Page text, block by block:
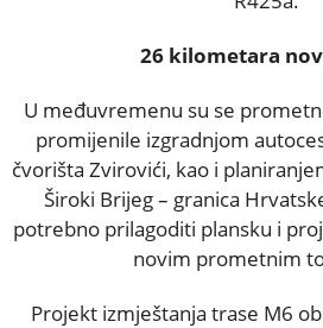
26 kilometara
U međuvremenu su se
promijenile izgradnjom
čvorišta Zvirovići, kao i
Široki Brijeg – granica
potrebno prilagoditi plansku i
novim prometnim
Projekt izmještanja trase M6